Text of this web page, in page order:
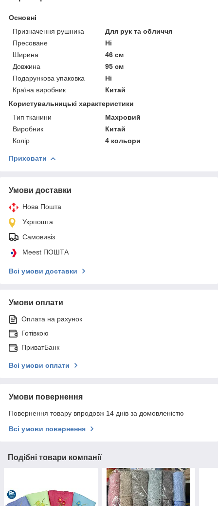
Основні
Призначення рушника
Для рук та обличчя
Пресоване
Ні
Ширина
46 см
Довжина
95 см
Подарункова упаковка
Ні
Країна виробник
Китай
Користувальницькі характеристики
Тип тканини
Махровий
Виробник
Китай
Колір
4 кольори
Приховати
Умови доставки
Нова Пошта
Укрпошта
Самовивіз
Meest ПОШТА
Всі умови доставки
Умови оплати
Оплата на рахунок
Готівкою
ПриватБанк
Всі умови оплати
Умови повернення
Повернення товару впродовж 14 днів за домовленістю
Всі умови повернення
Подібні товари компанії